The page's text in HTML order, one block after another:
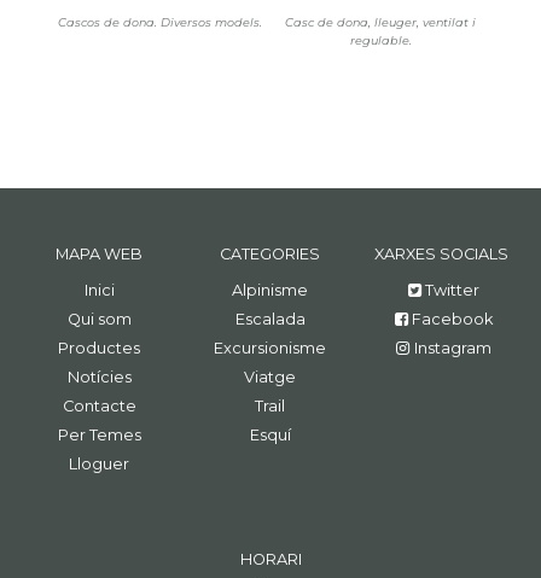
Cascos de dona. Diversos models.
Casc de dona, lleuger, ventilat i
regulable.
MAPA WEB
Inici
Qui som
Productes
Notícies
Contacte
Per Temes
Lloguer
CATEGORIES
Alpinisme
Escalada
Excursionisme
Viatge
Trail
Esquí
XARXES SOCIALS
Twitter
Facebook
Instagram
HORARI